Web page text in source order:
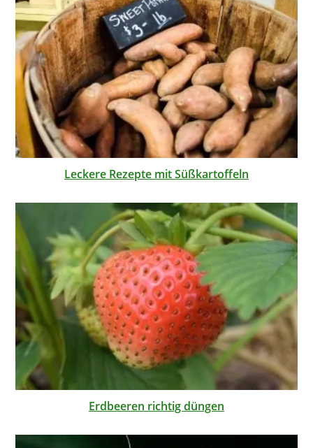
Leckere Rezepte mit Süßkartoffeln
Erdbeeren richtig düngen